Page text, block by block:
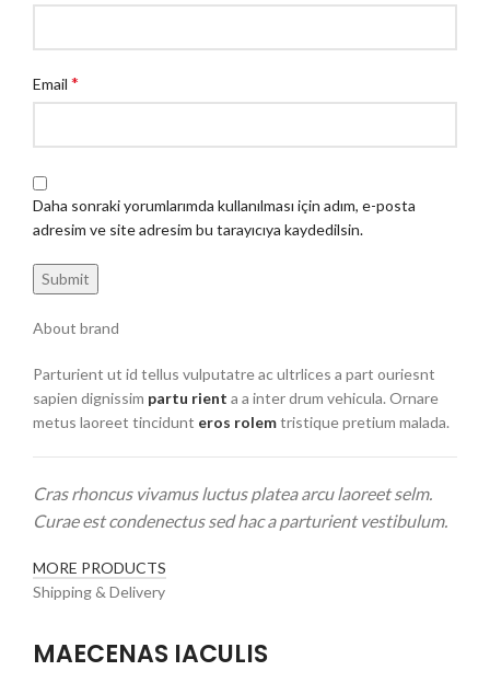
Email *
Daha sonraki yorumlarımda kullanılması için adım, e-posta
adresim ve site adresim bu tarayıcıya kaydedilsin.
About brand
Parturient ut id tellus vulputatre ac ultrlices a part ouriesnt
sapien dignissim partu rient a a inter drum vehicula. Ornare
metus laoreet tincidunt eros rolemtristique pretium malada.
Cras rhoncus vivamus luctus platea arcu laoreet selm.
Curae est condenectus sed hac a parturient vestibulum.
MORE PRODUCTS
Shipping & Delivery
MAECENAS IACULIS